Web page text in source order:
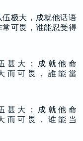
极大，成就他话语
可畏，谁能忍受得
甚 大 ； 成 就 他 命
而 可 畏 ， 誰 能 當
甚 大 ； 成 就 他 命
而 可 畏 ， 谁 能 当